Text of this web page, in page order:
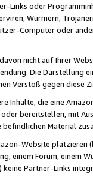
Links oder
Würmern,
Computer oder
nicht auf Ihrer
Die Darstellung
Verstoß gegen diese
Inhalte, die eine
bereitstellen, mit
Material
Website
einem Forum, einem
Partner-Links